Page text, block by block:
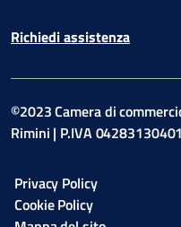
Richiedi assistenza
©2023 Camera di
Rimini | P.IVA 04283130401
Privacy Policy
Cookie Policy